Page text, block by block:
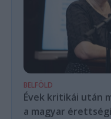
BELFÖLD
Évek kritikái után
a magyar érettségi